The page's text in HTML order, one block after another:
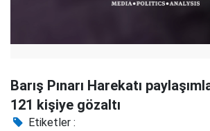
Barış Pınarı Harekatı
121 kişiye gözaltı
Etiketler :